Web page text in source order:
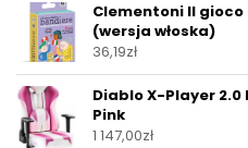
Clementoni Il gioco
(wersja włoska)
36,19zł
Diablo X-Player
Pink
1 147,00zł